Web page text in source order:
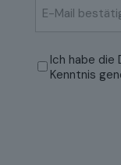
Mail
Mail
bestätigen
Ich habe die
Kenntnis